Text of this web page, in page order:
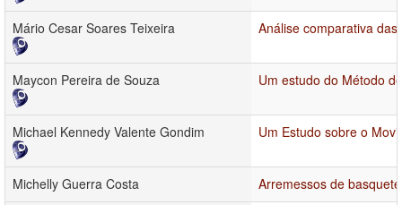
Mário Cesar Soares Teixeira Análise comparativa
Maycon Pereira de Souza Um estudo do Método
Michael Kennedy Valente Gondim Um Estudo sobre o
Michelly Guerra Costa
Arremessos de